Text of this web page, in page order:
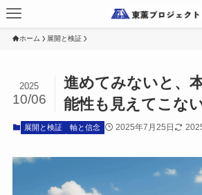
ホーム 展開と検証
進めてみないと、
能性も見えてこな
2025
10/06
展開と検証 軸と信念 2025年7月25日